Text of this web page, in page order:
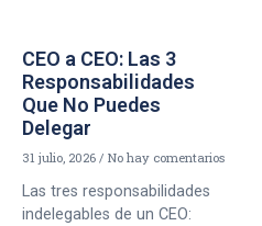
CEO a CEO: Las 3
Responsabilidades
Que No Puedes
Delegar
31 julio, 2026 No hay comentarios
Las tres responsabilidades
indelegables de un CEO: